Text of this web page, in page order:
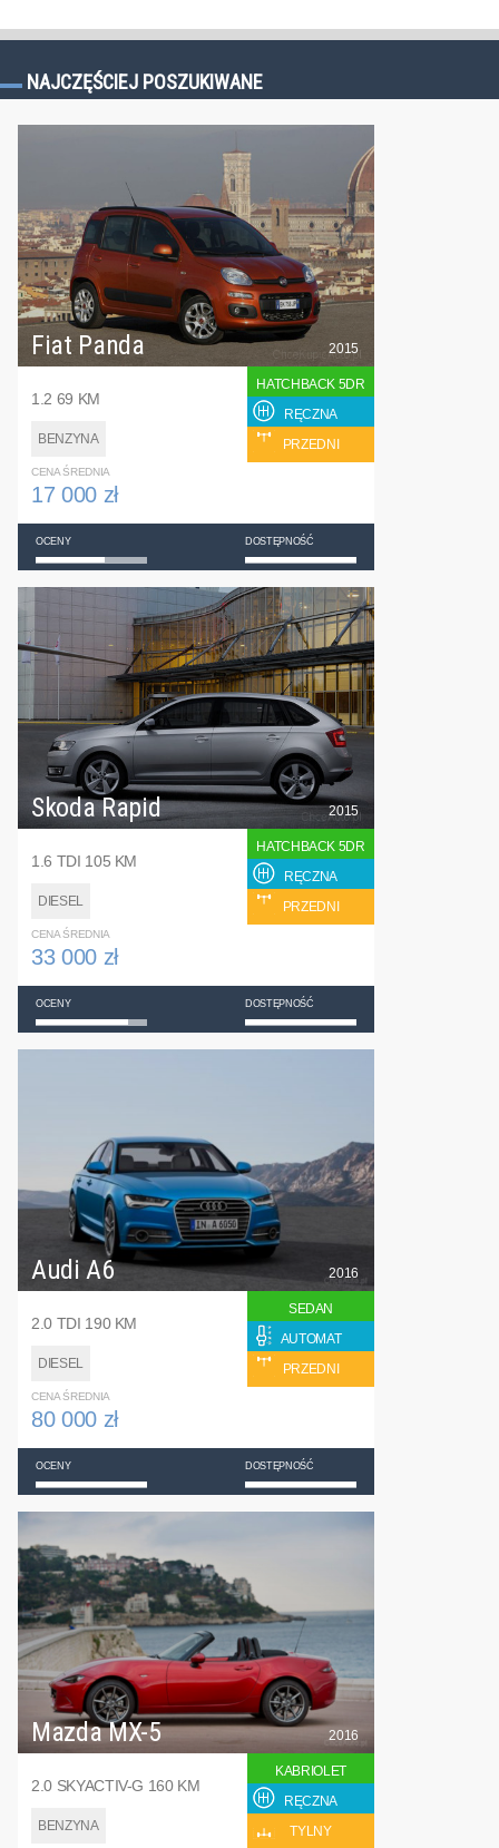
NAJCZĘŚCIEJ POSZUKIWANE
Fiat Panda
1.2 69 KM
BENZYNA
2015
HATCHBACK 5DR
RĘCZNA
PRZEDNI
CENA ŚREDNIA
17 000 zł
OCENY DOSTĘPNOŚĆ
Skoda Rapid
1.6 TDI 105 KM
DIESEL
2015
HATCHBACK 5DR
RĘCZNA
PRZEDNI
CENA ŚREDNIA
33 000 zł
OCENY DOSTĘPNOŚĆ
Audi A6
2.0 TDI 190 KM
DIESEL
2016
SEDAN
AUTOMAT
PRZEDNI
CENA ŚREDNIA
80 000 zł
OCENY DOSTĘPNOŚĆ
Mazda MX-5
2.0 SKYACTIV-G 160 KM
BENZYNA
2016
KABRIOLET
RĘCZNA
TYLNY